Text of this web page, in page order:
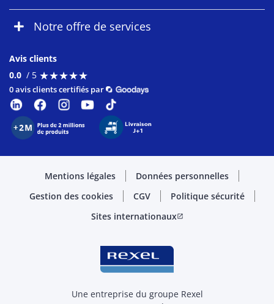
Notre offre de services
Avis clients
0.0 / 5 ★★★★★
★★★★★
0 avis clients certifiés par
Mentions légales
Données personnelles
Gestion des cookies
CGV
Politique sécurité
Sites internationauxopen_in_new
Une entreprise du groupe Rexel